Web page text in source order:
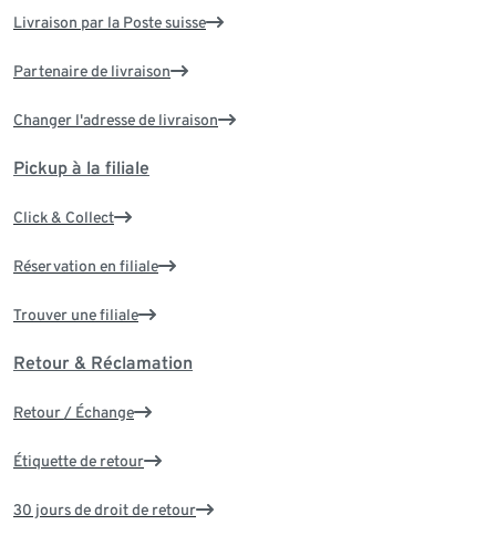
Livraison par la Poste suisse
Partenaire de livraison
Changer l'adresse de livraison
Pickup à la filiale
Click & Collect
Réservation en filiale
Trouver une filiale
Retour & Réclamation
Retour / Échange
Étiquette de retour
30 jours de droit de retour